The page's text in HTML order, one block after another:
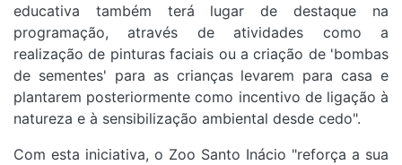
educativa também terá lugar de destaque na
programação, através de atividades como a
realização de pinturas faciais ou a criação de 'bombas
de sementes' para as crianças levarem para casa e
plantarem posteriormente como incentivo de ligação à
natureza e à sensibilização ambiental desde cedo".
Com esta iniciativa, o Zoo Santo Inácio "reforça a sua